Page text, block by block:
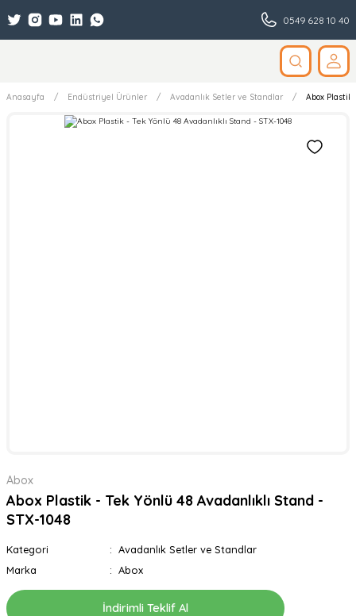
0549 628 10 40
Anasayfa Endüstriyel Ürünler Avadanlık Setler ve Standlar Abox Plastik
Abox
Abox Plastik - Tek Yönlü 48 Avadanlıklı Stand -
STX-1048
Kategori
Avadanlık Setler ve Standlar
Marka
Abox
İndirimli Teklif Al